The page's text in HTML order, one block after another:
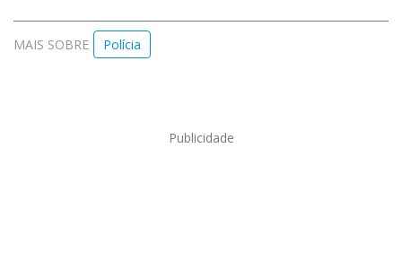
MAIS SOBRE Polícia
Publicidade